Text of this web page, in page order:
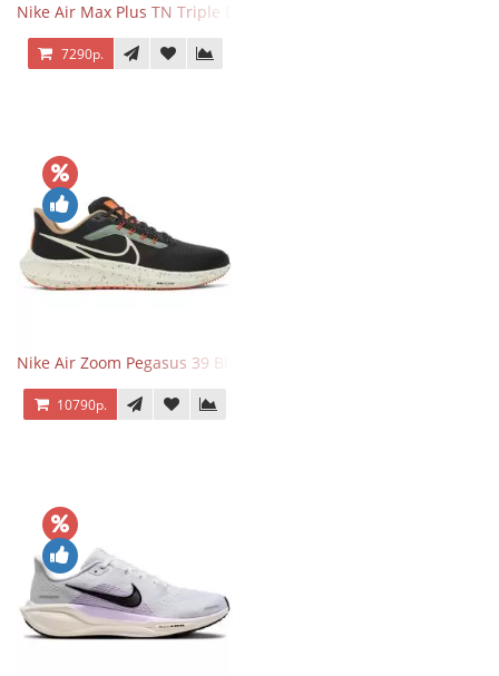
Nike Air Max Plus TN Triple Black
7290р.
Nike Air Zoom Pegasus 39 Black White Orange
10790р.